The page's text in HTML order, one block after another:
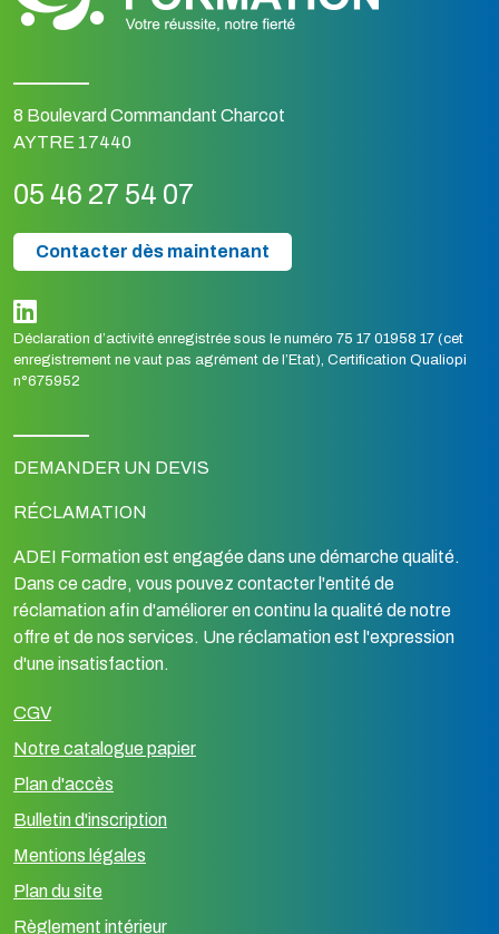
8 Boulevard Commandant Charcot
AYTRE 17440
05 46 27 54 07
Contacter dès maintenant
Déclaration d’activité enregistrée sous le numéro 75 17 01958 17 (cet
enregistrement ne vaut pas agrément de l’Etat), Certification Qualiopi
n°675952
DEMANDER UN DEVIS
RÉCLAMATION
ADEI Formation est engagée dans une démarche qualité.
Dans ce cadre, vous pouvez contacter l'entité de
réclamation afin d'améliorer en continu la qualité de notre
offre et de nos services. Une réclamation est l'expression
d'une insatisfaction.
CGV
Notre catalogue papier
Plan d'accès
Bulletin d'inscription
Mentions légales
Plan du site
Règlement intérieur